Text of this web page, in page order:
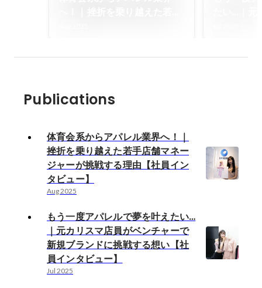
ー】
Publications
体育会系からアパレル業界へ！｜
挫折を乗り越えた若手店舗マネー
ジャーが挑戦する理由【社員イン
タビュー】
Aug 2025
もう一度アパレルで夢を叶えたい…
｜元カリスマ店員がベンチャーで
新規ブランドに挑戦する想い【社
員インタビュー】
Jul 2025